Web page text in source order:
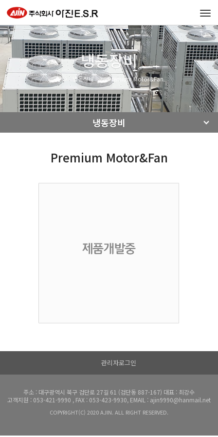
냉동장비
냉동장비 Premium Motor&Fan
냉동장비
Premium Motor&Fan
관리자로그인
주소 : 대구광역시 북구 검단로 27길 61 (검단동 887-167) 대표 : 최강수
고객지원 : 053-421-9990 , FAX : 053-423-9930, EMAIL : ajin9990@hanmail.net
COPYRIGHT(C) 2020 AJIN. ALL RIGHT RESERVED.